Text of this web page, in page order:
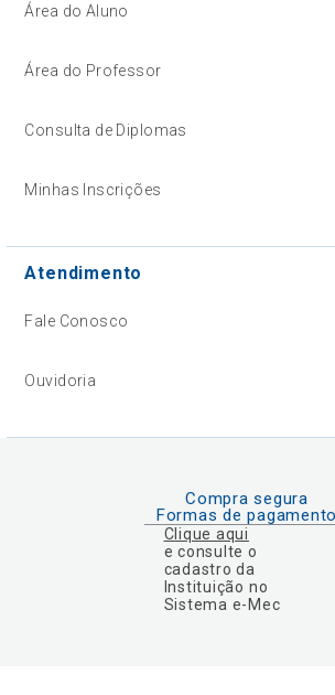
Área do Aluno
Área do Professor
Consulta de Diplomas
Minhas Inscrições
Atendimento
Fale Conosco
Ouvidoria
Compra segura
Formas de pagamento
Clique aqui
e consulte o
cadastro da
Instituição no
Sistema e-Mec